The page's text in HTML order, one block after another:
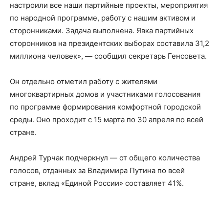
настроили все наши партийные проекты, мероприятия
по народной программе, работу с нашим активом и
сторонниками. Задача выполнена. Явка партийных
сторонников на президентских выборах составила 31,2
миллиона человек», — сообщил секретарь Генсовета.
Он отдельно отметил работу с жителями
многоквартирных домов и участниками голосования
по программе формирования комфортной городской
среды. Оно проходит с 15 марта по 30 апреля по всей
стране.
Андрей Турчак подчеркнул — от общего количества
голосов, отданных за Владимира Путина по всей
стране, вклад «Единой России» составляет 41%.